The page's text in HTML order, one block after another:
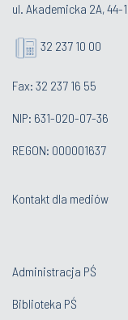
ul. Akademicka 2A, 44-
32 237 10 00
Fax: 32 237 16 55
NIP: 631-020-07-36
REGON: 000001637
Kontakt dla mediów
Administracja PŚ
Biblioteka PŚ